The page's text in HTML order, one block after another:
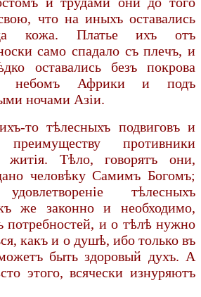
что на иныхъ оставались
кожа. Платье ихъ отъ
само спадало съ плечъ, и
оставались безъ покрова
небомъ Африки и подъ
ночами Азіи.
то тѣлесныхъ подвиговъ и
противники
житія. Тѣло, говорятъ они,
человѣку Самимъ Богомъ;
тѣлесныхъ
же законно и необходимо,
потребностей, и о тѣлѣ нужно
какъ и о душѣ, ибо только въ
быть здоровый духъ. А
этого, всячески изнуряютъ